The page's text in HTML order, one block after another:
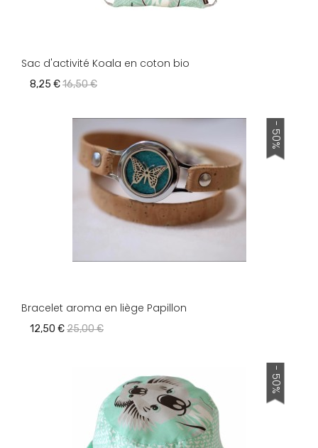
Sac d'activité Koala en coton bio
8,25 €16,50 €
- 50%
Bracelet aroma en liège Papillon
12,50 €25,00 €
- 50%